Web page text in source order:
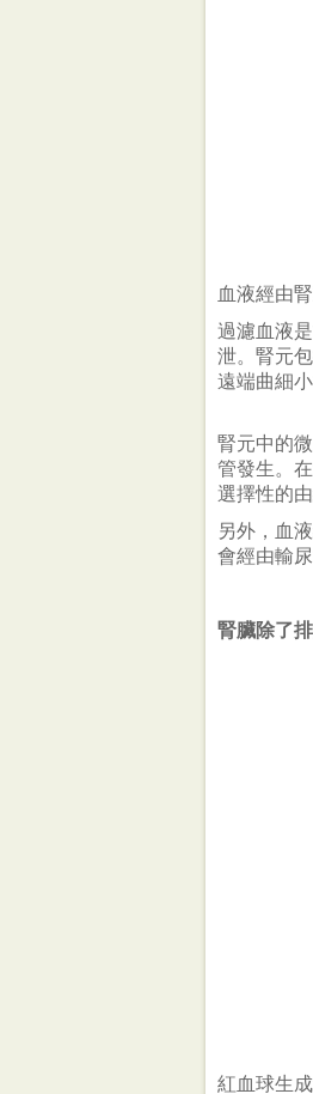
血液經由
過濾血液
泄。腎元包
遠端曲細小
腎元中的
管發生。
選擇性的
另外，血
會經由輸
腎臟除了
紅血球生